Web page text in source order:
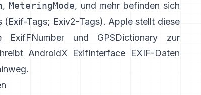
, MeteringMode, und mehr befinden sich
(Exif-Tags; Exiv2-Tags). Apple stellt diese
ExifFNumber und GPSDictionary zur
AndroidX ExifInterface
EXIF-Daten